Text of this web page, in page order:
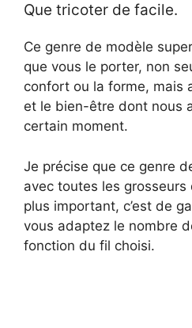
y
V
d
e
Que tricoter de facile.
Ce genre de modèle
que vous le porter, non
confort ou la forme, mais
et le bien-être dont nous
certain moment.
Je précise que ce genre
avec toutes les grosseurs
plus important, c’est de
vous adaptez le nombre
fonction du fil choisi.